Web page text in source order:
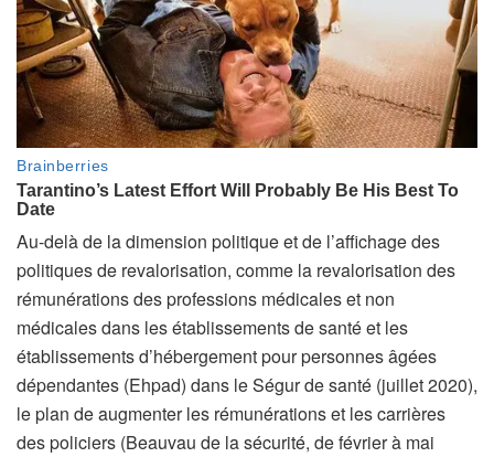
Au-delà de la dimension politique et de l’affichage des
politiques de revalorisation, comme la revalorisation des
rémunérations des professions médicales et non
médicales dans les établissements de santé et les
établissements d’hébergement pour personnes âgées
dépendantes (Ehpad) dans le Ségur de santé (juillet 2020),
le plan de augmenter les rémunérations et les carrières
des policiers (Beauvau de la sécurité, de février à mai